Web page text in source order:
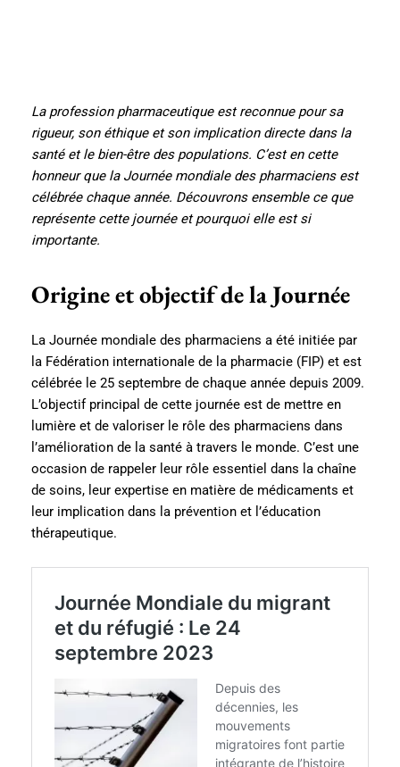
La profession pharmaceutique est reconnue pour sa
rigueur, son éthique et son implication directe dans la
santé et le bien-être des populations. C’est en cette
honneur que la Journée mondiale des pharmaciens est
célébrée chaque année. Découvrons ensemble ce que
représente cette journée et pourquoi elle est si
importante.
Origine et objectif de la Journée
La Journée mondiale des pharmaciens a été initiée par
la Fédération internationale de la pharmacie (FIP) et est
célébrée le 25 septembre de chaque année depuis 2009.
L’objectif principal de cette journée est de mettre en
lumière et de valoriser le rôle des pharmaciens dans
l’amélioration de la santé à travers le monde. C’est une
occasion de rappeler leur rôle essentiel dans la chaîne
de soins, leur expertise en matière de médicaments et
leur implication dans la prévention et l’éducation
thérapeutique.